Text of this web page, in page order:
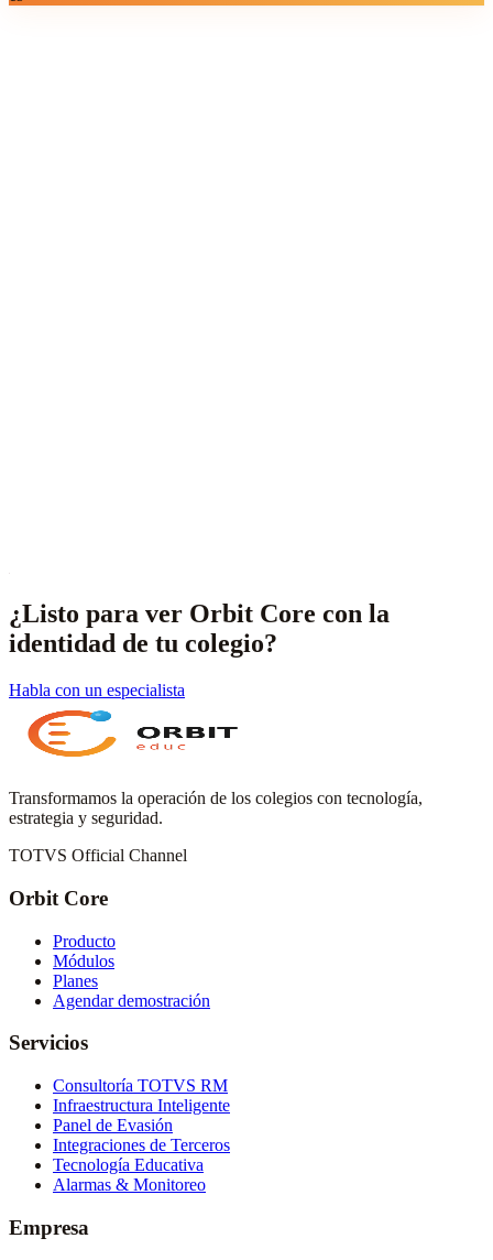
¿Listo para ver Orbit Core con la
identidad de tu colegio?
Habla con un especialista
Transformamos la operación de los colegios con tecnología,
estrategia y seguridad.
TOTVS Official Channel
Orbit Core
Producto
Módulos
Planes
Agendar demostración
Servicios
Consultoría TOTVS RM
Infraestructura Inteligente
Panel de Evasión
Integraciones de Terceros
Tecnología Educativa
Alarmas & Monitoreo
Empresa